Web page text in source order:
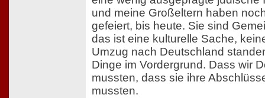
und meine Großeltern haben
gefeiert, bis heute. Sie sind
das ist eine kulturelle Sache,
Umzug nach Deutschland
Dinge im Vordergrund. Dass wir
mussten, dass sie ihre
mussten.